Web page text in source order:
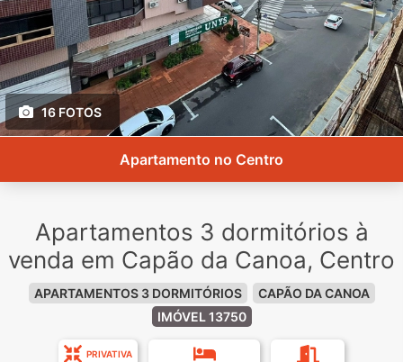
16 FOTOS
Apartamento no Centro
Apartamentos 3 dormitórios à
venda em Capão da Canoa, Centro
APARTAMENTOS 3 DORMITÓRIOS
CAPÃO DA CANOA
IMÓVEL 13750
PRIVATIVA